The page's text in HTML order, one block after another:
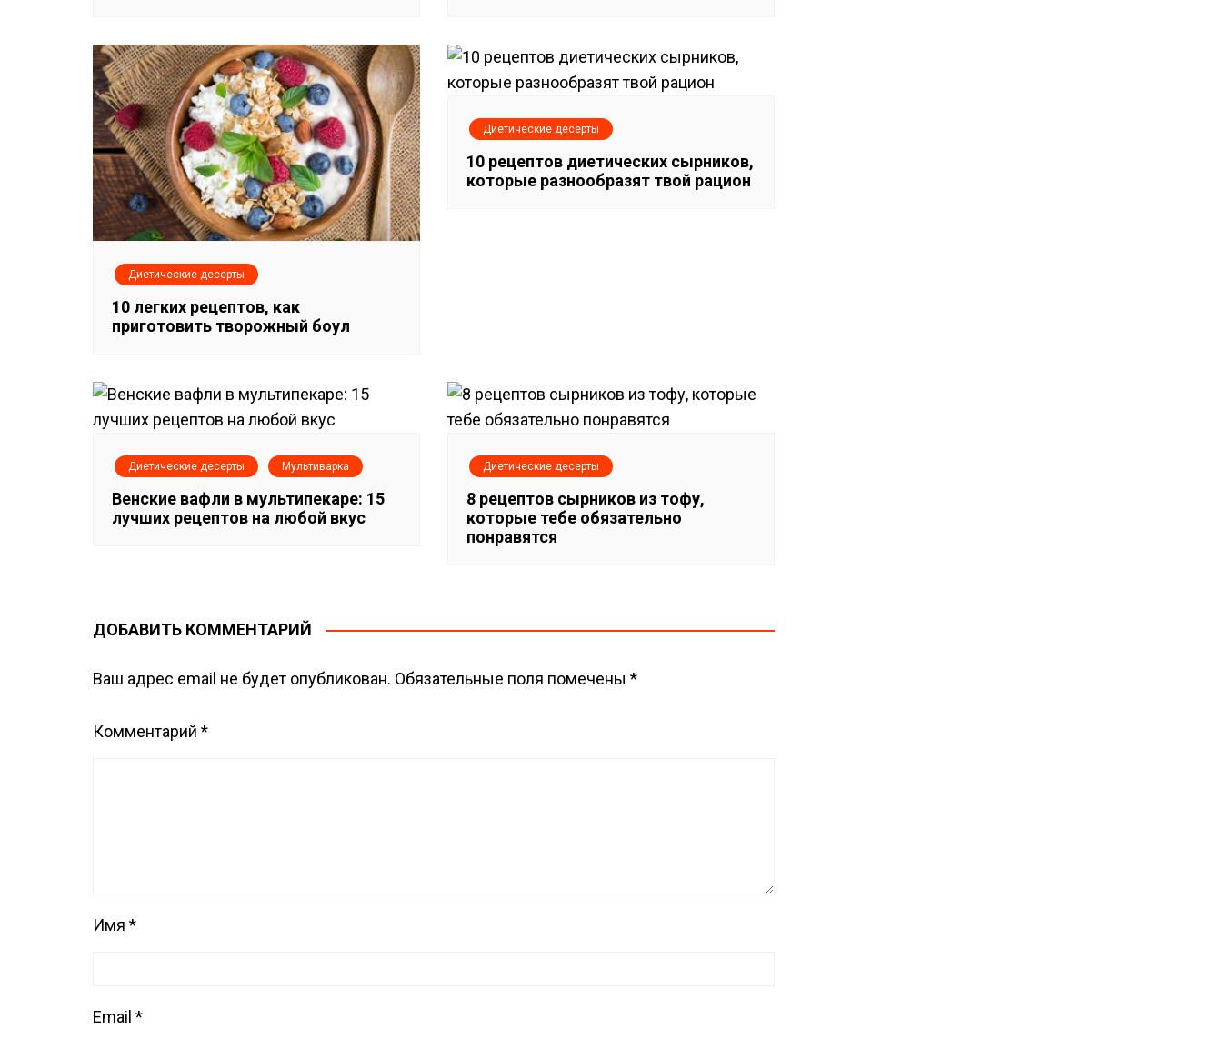
и
я
п
о
з
а
я
м
Диетические десерты
10 легких рецептов, как
приготовить творожный боул
Диетические десерты
10 рецептов диетических сырников,
которые разнообразят твой рацион
Диетические десерты Мультиварка
Венские вафли в мультипекаре: 15
лучших рецептов на любой вкус
Диетические десерты
8 рецептов сырников из тофу,
которые тебе обязательно
понравятся
ДОБАВИТЬ КОММЕНТАРИЙ
Ваш адрес email не будет опубликован. Обязательные поля помечены *
Комментарий *
Имя *
Email *